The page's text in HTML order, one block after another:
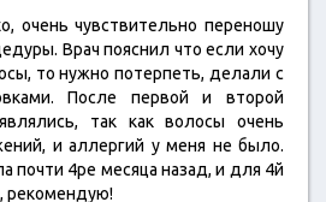
очень чувствительно переношу
Врач пояснил что если хочу
то нужно потерпеть, делали с
После первой и второй
так как волосы очень
и аллергий у меня не было.
почти 4ре месяца назад, и для 4й
рекомендую!